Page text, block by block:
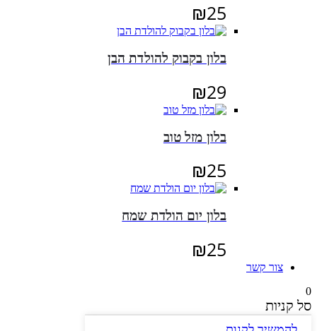
₪25
בלון בקבוק להולדת הבן
₪29
בלון מזל טוב
₪25
בלון יום הולדת שמח
₪25
צור קשר
0
סל קניות